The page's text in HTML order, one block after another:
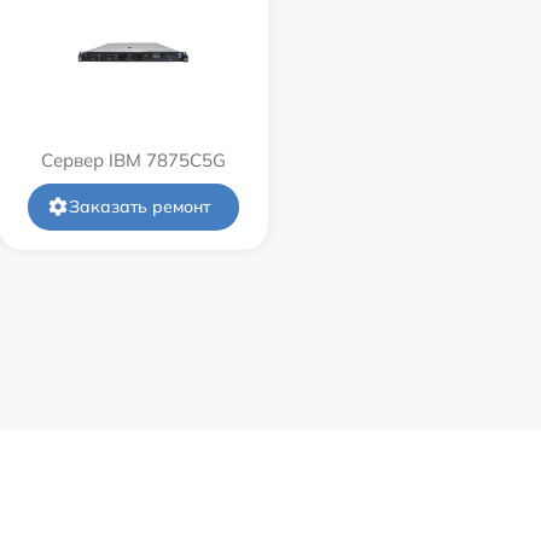
Сервер IBM 7875C5G
Заказать ремонт